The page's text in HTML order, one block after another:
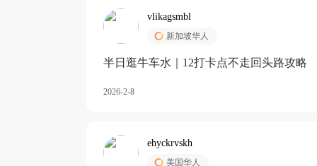
vlikagsmbl
新加坡华人
半日逛牛车水｜12打卡点不走回头路攻略
2026-2-8
ehyckrvskh
美国华人